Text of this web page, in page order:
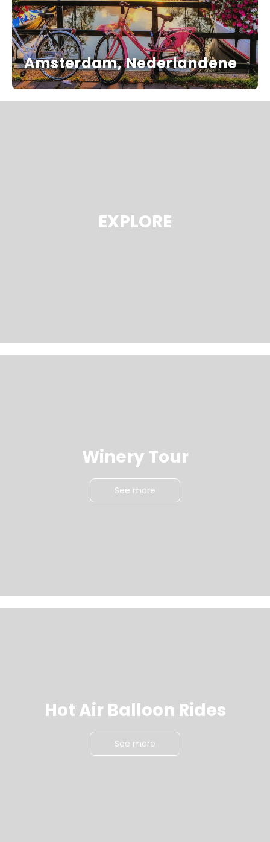
Amsterdam, Nederlandene
EXPLORE
Winery Tour
See more
Hot Air Balloon Rides
See more